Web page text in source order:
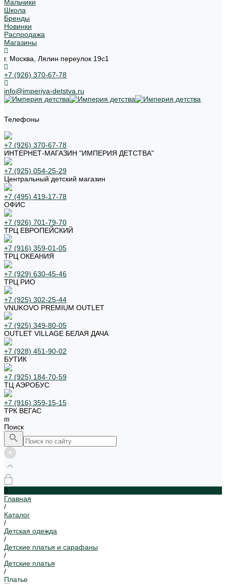
Мальчики
Школа
Бренды
Новинки
Распродажа
Магазины
г. Москва, Лялин переулок 19с1
+7 (926) 370-67-78
info@imperiya-detstva.ru
Телефоны
+7 (926) 370-67-78
ИНТЕРНЕТ-МАГАЗИН "ИМПЕРИЯ ДЕТСТВА"
+7 (925) 054-25-29
Центральный детский магазин
+7 (495) 419-17-78
ОФИС
+7 (926) 701-79-70
ТРЦ ЕВРОПЕЙСКИЙ
+7 (916) 359-01-05
ТРЦ ОКЕАНИЯ
+7 (929) 630-45-46
ТРЦ РИО
+7 (925) 302-25-44
VNUKOVO PREMIUM OUTLET
+7 (925) 349-80-05
OUTLET VILLAGE БЕЛАЯ ДАЧА
+7 (928) 451-90-02
БУТИК
+7 (925) 184-70-59
ТЦ АЭРОБУС
+7 (916) 359-15-15
ТРК ВЕГАС
Поиск
0
Главная
/
Каталог
/
Детская одежда
/
Детские платья и сарафаны
/
Детские платья
/
Платье